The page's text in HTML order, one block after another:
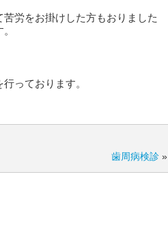
労をお掛けした方もおりました
っております。
歯周病検診 »